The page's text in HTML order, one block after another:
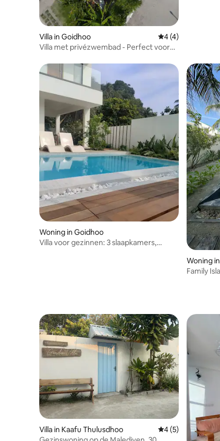
Villa in Goidhoo Gemiddelde
4 (4)
Villa met privézwembad - Perfect voor
Woning in Goidhoo
Villa voor gezinnen: 3 slaapkamers,
Woning
Family
Villa in Kaafu Thulusdhoo Gemiddelde
4 (5)